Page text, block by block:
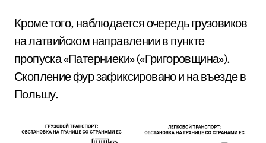
Кроме того, наблюдается очередь грузовиков
на латвийском направлении в пункте
пропуска «Патерниеки» («Григоровщина»).
Скопление фур зафиксировано и на въезде в
Польшу.